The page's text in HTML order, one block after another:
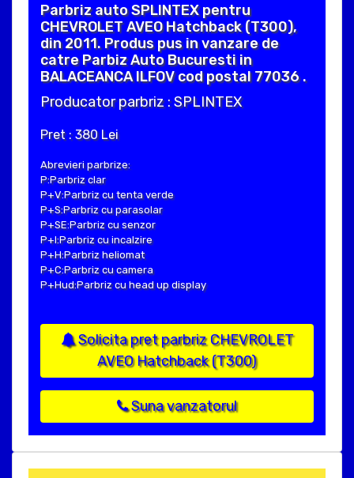
Parbriz auto SPLINTEX pentru
CHEVROLET AVEO Hatchback (T300),
din 2011. Produs pus in vanzare de
catre Parbiz Auto Bucuresti in
BALACEANCA ILFOV cod postal 77036 .
Producator parbriz : SPLINTEX
Pret : 380 Lei
Abrevieri parbrize:
P:Parbriz clar
P+V:Parbriz cu tenta verde
P+S:Parbriz cu parasolar
P+SE:Parbriz cu senzor
P+I:Parbriz cu incalzire
P+H:Parbriz heliomat
P+C:Parbriz cu camera
P+Hud:Parbriz cu head up display
Solicita pret parbriz CHEVROLET
AVEO Hatchback (T300)
Suna vanzatorul